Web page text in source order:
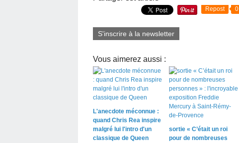
Repost 0
S'inscrire à la newsletter
Vous aimerez aussi :
L'anecdote méconnue :
quand Chris Rea inspire
malgré lui l'intro d'un
classique de Queen
sortie « C’était un roi
pour de nombreuses